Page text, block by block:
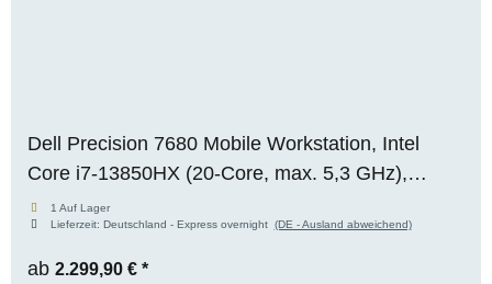
Dell Precision 7680 Mobile Workstation, Intel
Core i7-13850HX (20-Core, max. 5,3 GHz),
NVIDIA RTX 2000 Ada Mobile (8 GB VRAM), 64
GB DDR5, 1x 1 TB M.2 NVMe SSD, WUXGA,
Windows 11 Pro
1 Auf Lager
Lieferzeit: Deutschland - Express overnight (DE - Ausland abweichend)
ab 2.299,90 € *